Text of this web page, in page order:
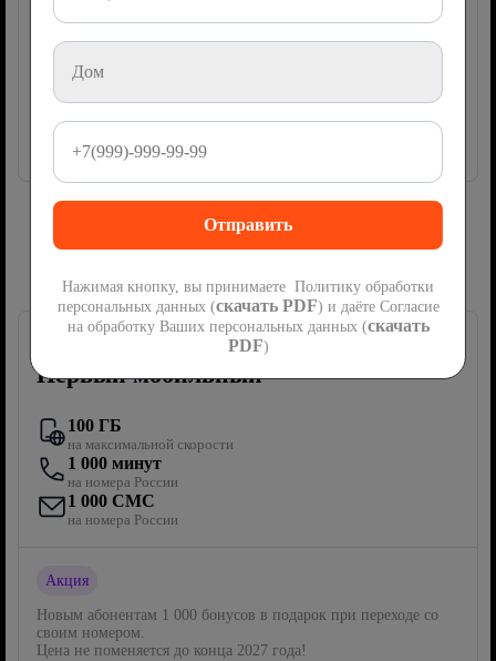
ТВ-приставка
Акция 2 месяца500
Далее1000
Сим-карта Ростелеком с мобильной
Первый мобильный
100 ГБ
на максимальной скорости
1 000 минут
на номера России
1 000 СМС
на номера России
Акция
Новым абонентам 1 000 бонусов в подарок при переходе со
своим номером.
Цена не поменяется до конца 2027 года!
Нажимая кнопку, вы принимаете Политику обработки
персональных данных (скачать PDF) и даёте Согласие
на обработку Ваших персональных данных (скачать
PDF)